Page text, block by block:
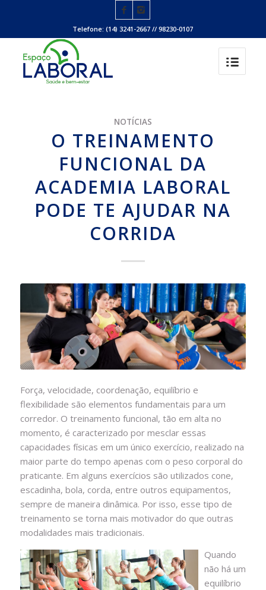
Telefone: (14) 3241-2667 // 98230-0107
NOTÍCIAS
O TREINAMENTO
FUNCIONAL DA
ACADEMIA LABORAL
PODE TE AJUDAR NA
CORRIDA
Força, velocidade, coordenação, equilíbrio e
flexibilidade são elementos fundamentais para um
corredor. O treinamento funcional, tão em alta no
momento, é caracterizado por mesclar essas
capacidades físicas em um único exercício, realizado na
maior parte do tempo apenas com o peso corporal do
praticante. Em alguns exercícios são utilizados cone,
escadinha, bola, corda, entre outros equipamentos,
sempre de maneira dinâmica. Por isso, esse tipo de
treinamento se torna mais motivador do que outras
modalidades mais tradicionais.
Quando
não há um
equilíbrio